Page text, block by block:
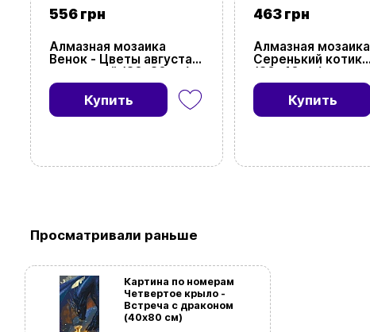
556 грн
Алмазная мозаика
Венок - Цветы августа
подвесной (30х30 см)
Купить
463 грн
Алмазная мозаика
Серенький котик
(30х40 см)
Купить
Просматривали раньше
Картина по номерам
Четвертое крыло -
Встреча с драконом
(40х80 см)